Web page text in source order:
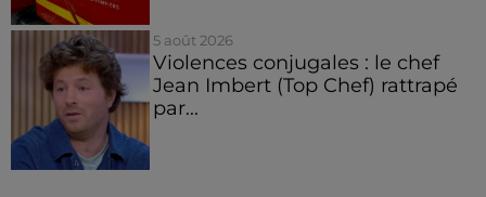
5 août 2026
Violences conjugales : le chef
Jean Imbert (Top Chef) rattrapé
par...